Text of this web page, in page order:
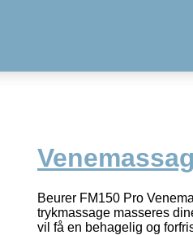
Beurer FM150 Pro
trykmassage masseres
vil få en behagelig og